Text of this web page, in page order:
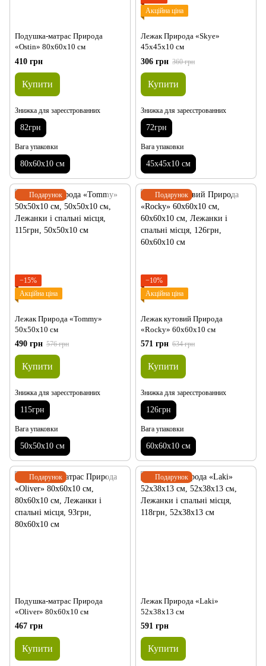
Подушка-матрас Природа
«Ostin» 80х60х10 см
410 грн
Купити
Знижка для зареєстрованних
82грн
Вага упаковки
80х60х10 см
Акційна ціна
Лежак Природа «Skye»
45х45х10 см
306 грн 360 грн
Купити
Знижка для зареєстрованних
72грн
Вага упаковки
45х45х10 см
Подарунок
−15%
Акційна ціна
Лежак Природа «Tommy»
50х50х10 см
490 грн 576 грн
Купити
Знижка для зареєстрованних
115грн
Вага упаковки
50х50х10 см
Подарунок
−10%
Акційна ціна
Лежак кутовий Природа
«Rocky» 60х60х10 см
571 грн 634 грн
Купити
Знижка для зареєстрованних
126грн
Вага упаковки
60х60х10 см
Подарунок
Подушка-матрас Природа
«Oliver» 80х60х10 см
467 грн
Купити
Подарунок
Лежак Природа «Laki»
52х38х13 см
591 грн
Купити